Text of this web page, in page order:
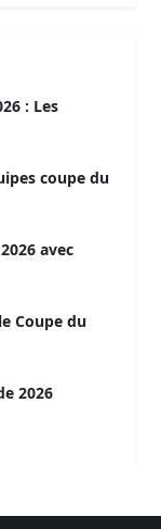
: Les
coupe du
avec
Coupe du
2026